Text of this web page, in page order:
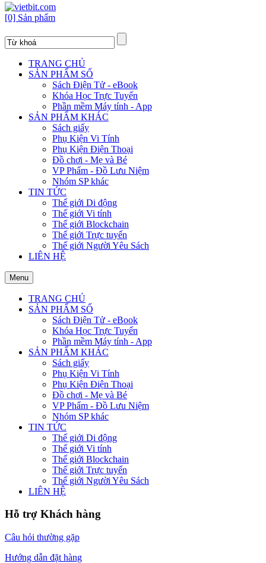
[0] Sản phẩm
TRANG CHỦ
SẢN PHẨM SỐ
Sách Điện Tử - eBook
Khóa Học Trực Tuyến
Phần mềm Máy tính - App
SẢN PHẨM KHÁC
Sách giấy
Phụ Kiện Vi Tính
Phụ Kiện Điện Thoại
Đồ chơi - Mẹ và Bé
VP Phẩm - Đồ Lưu Niệm
Nhóm SP khác
TIN TỨC
Thế giới Di động
Thế giới Vi tính
Thế giới Blockchain
Thế giới Trực tuyến
Thế giới Người Yêu Sách
LIÊN HỆ
Menu
TRANG CHỦ
SẢN PHẨM SỐ
Sách Điện Tử - eBook
Khóa Học Trực Tuyến
Phần mềm Máy tính - App
SẢN PHẨM KHÁC
Sách giấy
Phụ Kiện Vi Tính
Phụ Kiện Điện Thoại
Đồ chơi - Mẹ và Bé
VP Phẩm - Đồ Lưu Niệm
Nhóm SP khác
TIN TỨC
Thế giới Di động
Thế giới Vi tính
Thế giới Blockchain
Thế giới Trực tuyến
Thế giới Người Yêu Sách
LIÊN HỆ
Hỗ trợ Khách hàng
Câu hỏi thường gặp
Hướng dẫn đặt hàng